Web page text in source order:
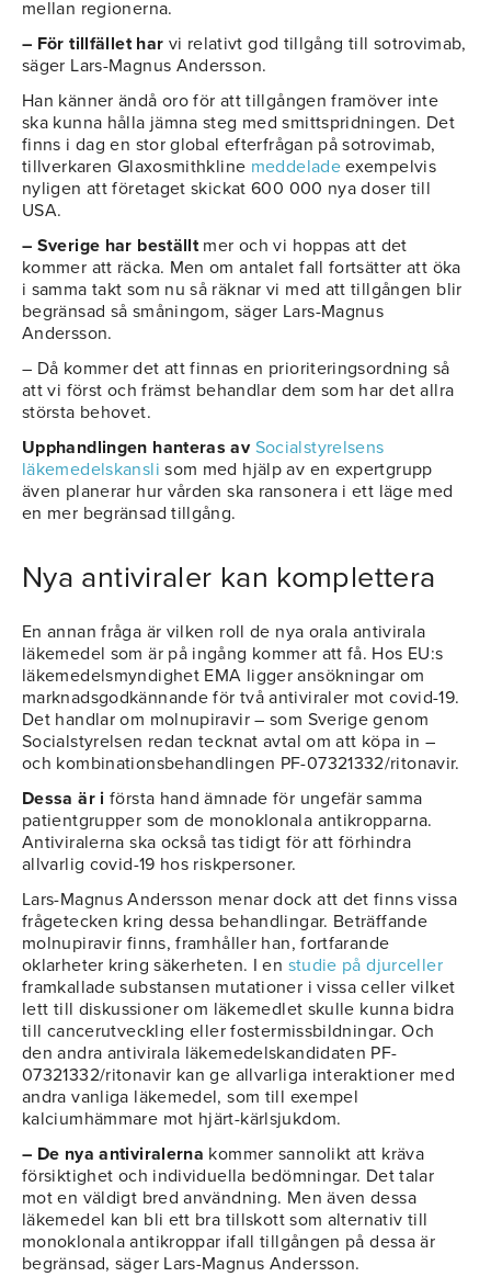
mellan regionerna.
– För tillfället har vi relativt god tillgång till sotrovimab,
säger Lars-Magnus Andersson.
Han känner ändå oro för att tillgången framöver inte
ska kunna hålla jämna steg med smittspridningen. Det
finns i dag en stor global efterfrågan på sotrovimab,
tillverkaren Glaxosmithkline meddelade exempelvis
nyligen att företaget skickat 600 000 nya doser till
USA.
– Sverige har beställtmer och vi hoppas att det
kommer att räcka. Men om antalet fall fortsätter att öka
i samma takt som nu så räknar vi med att tillgången blir
begränsad så småningom, säger Lars-Magnus
Andersson.
– Då kommer det att finnas en prioriteringsordning så
att vi först och främst behandlar dem som har det allra
största behovet.
Upphandlingen hanteras av Socialstyrelsens
läkemedelskansli som med hjälp av en expertgrupp
även planerar hur vården ska ransonera i ett läge med
en mer begränsad tillgång.
Nya antiviraler kan komplettera
En annan fråga är vilken roll de nya orala antivirala
läkemedel som är på ingång kommer att få. Hos EU:s
läkemedelsmyndighet EMA ligger ansökningar om
marknadsgodkännande för två antiviraler mot covid-19.
Det handlar om molnupiravir – som Sverige genom
Socialstyrelsen redan tecknat avtal om att köpa in –
och kombinationsbehandlingen PF-07321332/ritonavir.
Dessa är i första hand ämnade för ungefär samma
patientgrupper som de monoklonala antikropparna.
Antiviralerna ska också tas tidigt för att förhindra
allvarlig covid-19 hos riskpersoner.
Lars-Magnus Andersson menar dock att det finns vissa
frågetecken kring dessa behandlingar. Beträffande
molnupiravir finns, framhåller han, fortfarande
oklarheter kring säkerheten. I en studie på djurceller
framkallade substansen mutationer i vissa celler vilket
lett till diskussioner om läkemedlet skulle kunna bidra
till cancerutveckling eller fostermissbildningar. Och
den andra antivirala läkemedelskandidaten PF-
07321332/ritonavir kan ge allvarliga interaktioner med
andra vanliga läkemedel, som till exempel
kalciumhämmare mot hjärt-kärlsjukdom.
– De nya antiviralerna kommer sannolikt att kräva
försiktighet och individuella bedömningar. Det talar
mot en väldigt bred användning. Men även dessa
läkemedel kan bli ett bra tillskott som alternativ till
monoklonala antikroppar ifall tillgången på dessa är
begränsad, säger Lars-Magnus Andersson.